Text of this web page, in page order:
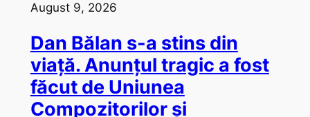
August 9, 2026
Dan Bălan s-a stins din
viață. Anunțul tragic a fost
făcut de Uniunea
Compozitorilor și